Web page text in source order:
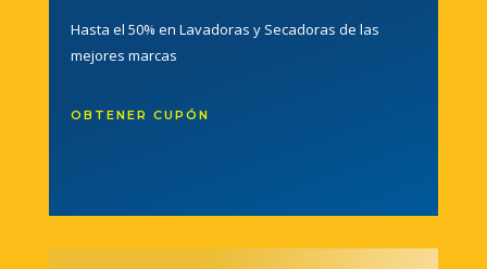
Hasta el 50% en Lavadoras y Secadoras de las
mejores marcas
OBTENER CUPÓN